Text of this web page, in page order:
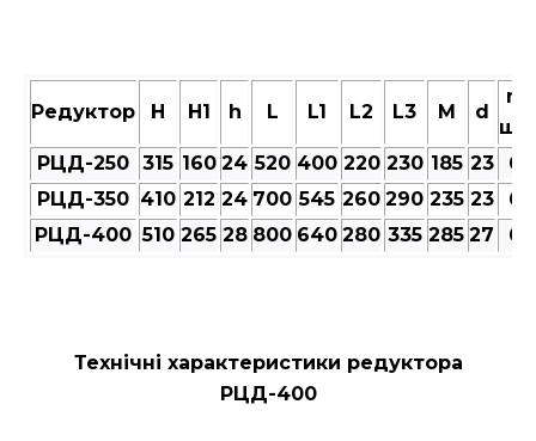
Редуктор Н Н1 h L L1 L2 L3 M d
n,
шт
РЦД-250 315 160 24 520 400 220 230 185 23
6
РЦД-350 410 212 24 700 545 260 290 235 23
6
РЦД-400 510 265 28 800 640 280 335 285 27 6
Технічні характеристики редуктора
РЦД-400